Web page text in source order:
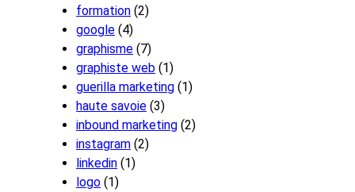
formation (2)
google (4)
graphisme (7)
graphiste web (1)
guerilla marketing (1)
haute savoie (3)
inbound marketing (2)
instagram (2)
linkedin (1)
logo (1)